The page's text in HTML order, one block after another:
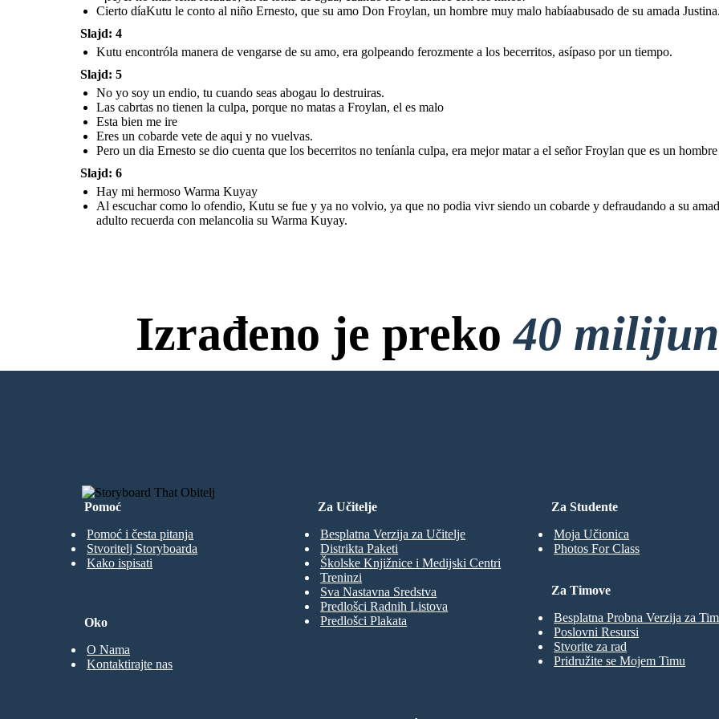
Pero un dia Ernesto se dio cuenta que los becerritos no teníanla culpa,
Al escuchar como lo ofendio, Kutu se fue y ya no volvio, ya que
no podia vivr siendo un cobarde y defraudando a su amada,
Ernesto vivio al lado de Justina, luego se fue y ahora de
Cierto díaKutu le conto al niño Ernesto, que su amo Don
Froylan, un hombre muy malo habíaabusado de su amada
-¡Ayer no más leha
Cierto díaKutu le conto al niño Ernesto, que su amo Don Froylan, un hombre muy malo habíaabusado de su amada Justina.
Slajd: 4
Kutu encontróla manera de vengarse de su amo, era golpeando ferozmente a los becerritos, asípaso por un tiempo.
Slajd: 5
No yo soy un endio, tu cuando seas abogau lo destruiras.
Las cabrtas no tienen la culpa, porque no matas a Froylan, el es malo
Esta bien me ire
Eres un cobarde vete de aqui y no vuelvas.
Pero un dia Ernesto se dio cuenta que los becerritos no teníanla culpa, era mejor matar a el señor Froylan que es un
Slajd: 6
Hay mi hermoso Warma Kuyay
Al escuchar como lo ofendio, Kutu se fue y ya no volvio, ya que no podia vivr siendo un cobarde y defraudando a su
adulto recuerda con melancolia su Warma Kuyay.
Izrađeno je preko40
Bez Preuzimanja, bez Kreditne Kartice
Pomoć
Pomoć i česta pitanja
Stvoritelj Storyboarda
Kako ispisati
Za Studente
Moja Učionica
Photos For Class
Za Učitelje
Besplatna Verzija za Učitelje
Distrikta Paketi
Školske Knjižnice i Medijski Centri
Treninzi
Sva Nastavna Sredstva
Predlošci Radnih Listova
Predlošci Plakata
Za Timove
Besplatna Probna Verzija za
Poslovni Resursi
Stvorite za rad
Pridružite se Mojem Timu
Oko
O Nama
Kontaktirajte nas